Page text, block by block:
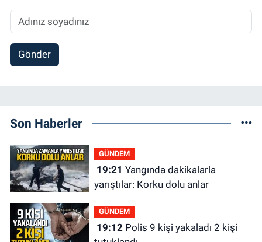
Gönder
Son Haberler
GÜNDEM
19:21
yarıştılar: Korku dolu anlar
GÜNDEM
19:12Polis 9 kişi yakaladı 2 kişi